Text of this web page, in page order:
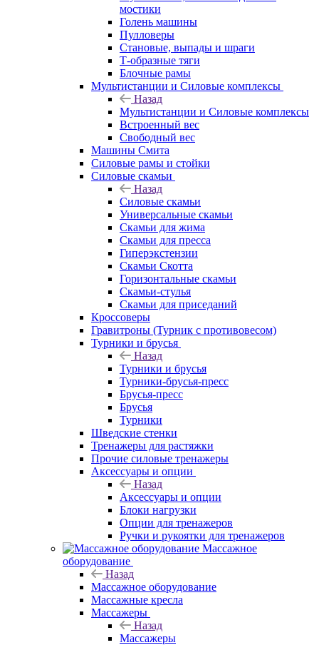
мостики
Голень машины
Пулловеры
Становые, выпады и шраги
Т-образные тяги
Блочные рамы
Мультистанции и Силовые комплексы
Назад
Мультистанции и Силовые комплексы
Встроенный вес
Свободный вес
Машины Смита
Силовые рамы и стойки
Силовые скамьи
Назад
Силовые скамьи
Универсальные скамьи
Скамьи для жима
Скамьи для пресса
Гиперэкстензии
Скамьи Скотта
Горизонтальные скамьи
Скамьи-стулья
Скамьи для приседаний
Кроссоверы
Гравитроны (Турник с противовесом)
Турники и брусья
Назад
Турники и брусья
Турники-брусья-пресс
Брусья-пресс
Брусья
Турники
Шведские стенки
Тренажеры для растяжки
Прочие силовые тренажеры
Аксессуары и опции
Назад
Аксессуары и опции
Блоки нагрузки
Опции для тренажеров
Ручки и рукоятки для тренажеров
Массажное
оборудование
Назад
Массажное оборудование
Массажные кресла
Массажеры
Назад
Массажеры